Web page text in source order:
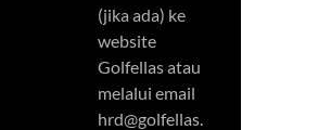
(jika ada) ke
website
Golfellas atau
melalui email
hrd@golfellas.